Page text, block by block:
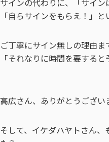
サインの代わりに、「サイン
「自らサインをもらえ！」と
ご丁寧にサイン無しの理由ま
「それなりに時間を要すると
高広さん、ありがとうござい
そして、イケダハヤトさん